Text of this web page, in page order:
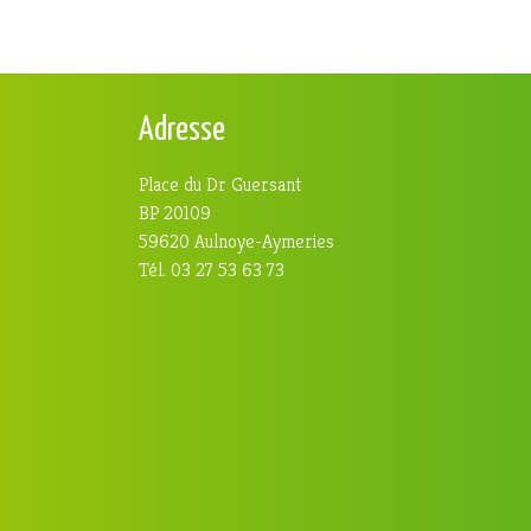
Adresse
Place du Dr Guersant
BP 20109
59620 Aulnoye-Aymeries
Tél. 03 27 53 63 73